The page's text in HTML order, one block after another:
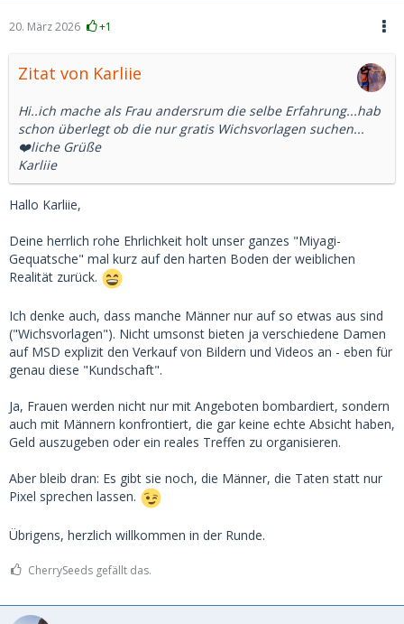
20. März 2026 +1
Zitat von Karliie
Hi..ich mache als Frau andersrum die selbe Erfahrung...hab
schon überlegt ob die nur gratis Wichsvorlagen suchen...
❤️liche Grüße
Karliie
Hallo Karliie,
Deine herrlich rohe Ehrlichkeit holt unser ganzes "Miyagi-
Gequatsche" mal kurz auf den harten Boden der weiblichen
Realität zurück.
Ich denke auch, dass manche Männer nur auf so etwas aus sind
("Wichsvorlagen"). Nicht umsonst bieten ja verschiedene Damen
auf MSD explizit den Verkauf von Bildern und Videos an - eben für
genau diese "Kundschaft".
Ja, Frauen werden nicht nur mit Angeboten bombardiert, sondern
auch mit Männern konfrontiert, die gar keine echte Absicht haben,
Geld auszugeben oder ein reales Treffen zu organisieren.
Aber bleib dran: Es gibt sie noch, die Männer, die Taten statt nur
Pixel sprechen lassen.
Übrigens, herzlich willkommen in der Runde.
CherrySeeds gefällt das.